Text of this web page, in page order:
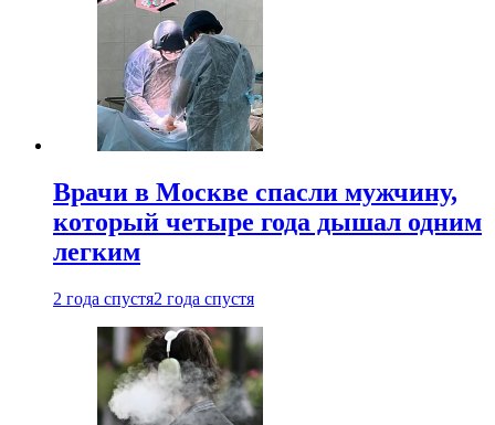
Врачи в Москве спасли мужчину,
который четыре года дышал одним
легким
2 года спустя2 года спустя